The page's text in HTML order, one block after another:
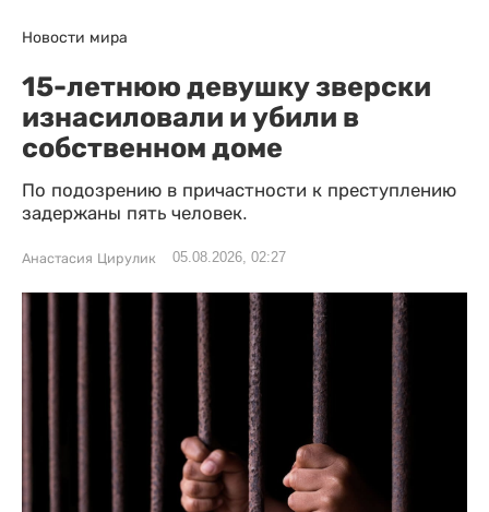
Новости мира
15-летнюю девушку зверски
изнасиловали и убили в
собственном доме
По подозрению в причастности к преступлению
задержаны пять человек.
Анастасия Цирулик 05.08.2026, 02:27